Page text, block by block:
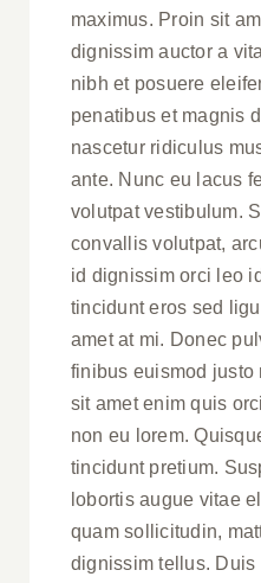
maximus. Proin sit
dignissim auctor a
nibh et posuere
penatibus et magnis
nascetur ridiculus
ante. Nunc eu lacus
volutpat vestibulum.
convallis volutpat,
id dignissim orci leo
tincidunt eros sed
amet at mi. Donec
finibus euismod
sit amet enim quis
non eu lorem.
tincidunt pretium.
lobortis augue vitae
quam sollicitudin,
dignissim tellus. Duis